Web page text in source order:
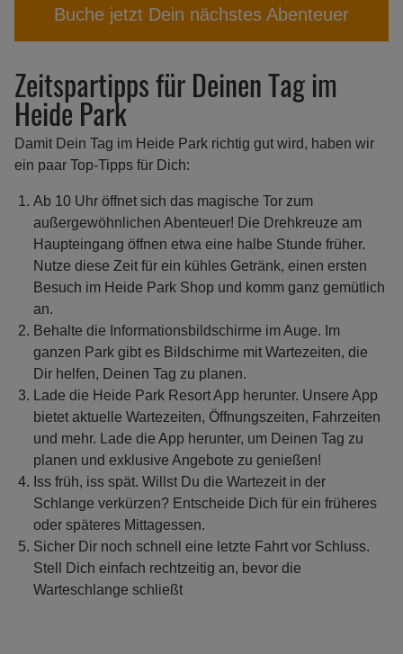
Buche jetzt Dein nächstes Abenteuer
Zeitspartipps für Deinen Tag im
Heide Park
Damit Dein Tag im Heide Park richtig gut wird, haben wir
ein paar Top-Tipps für Dich:
Ab 10 Uhr öffnet sich das magische Tor zum
außergewöhnlichen Abenteuer! Die Drehkreuze am
Haupteingang öffnen etwa eine halbe Stunde früher.
Nutze diese Zeit für ein kühles Getränk, einen ersten
Besuch im Heide Park Shop und komm ganz gemütlich
an.
Behalte die Informationsbildschirme im Auge. Im
ganzen Park gibt es Bildschirme mit Wartezeiten, die
Dir helfen, Deinen Tag zu planen.
Lade die Heide Park Resort App herunter. Unsere App
bietet aktuelle Wartezeiten, Öffnungszeiten, Fahrzeiten
und mehr. Lade die App herunter, um Deinen Tag zu
planen und exklusive Angebote zu genießen!
Iss früh, iss spät. Willst Du die Wartezeit in der
Schlange verkürzen? Entscheide Dich für ein früheres
oder späteres Mittagessen.
Sicher Dir noch schnell eine letzte Fahrt vor Schluss.
Stell Dich einfach rechtzeitig an, bevor die
Warteschlange schließt